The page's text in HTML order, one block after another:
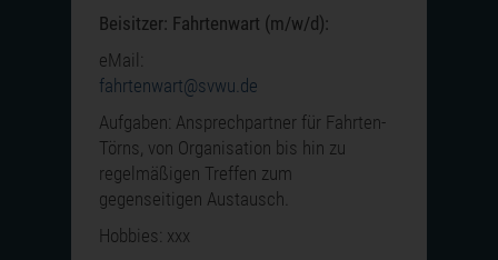
Beisitzer: Fahrtenwart (m/w/d):
eMail:
fahrtenwart@svwu.de
Aufgaben: Ansprechpartner für Fahrten-
Törns, von Organisation bis hin zu
regelmäßigen Treffen zum
gegenseitigen Austausch.
Hobbies: xxx